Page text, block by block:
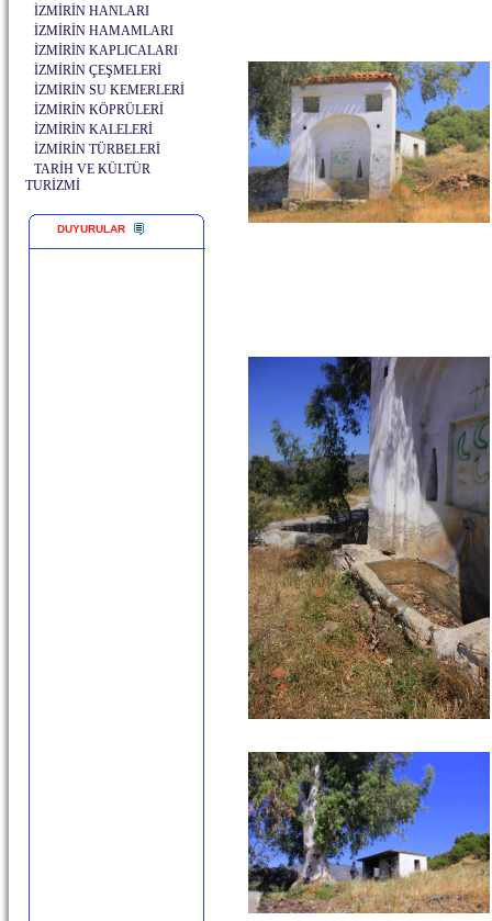
İZMİRİN HANLARI
İZMİRİN HAMAMLARI
İZMİRİN KAPLICALARI
İZMİRİN ÇEŞMELERİ
İZMİRİN SU KEMERLERİ
İZMİRİN KÖPRÜLERİ
İZMİRİN KALELERİ
İZMİRİN TÜRBELERİ
TARİH VE KÜLTÜR
TURİZMİ
DUYURULAR